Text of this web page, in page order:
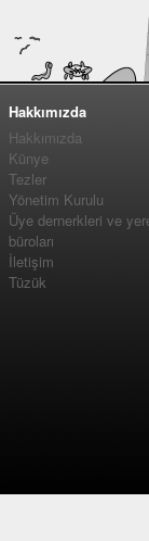
Hakkımızda
Hakkımızda
Künye
Tezler
Yönetim Kurulu
Üye dernerkleri ve
büroları
İletişim
Tüzük